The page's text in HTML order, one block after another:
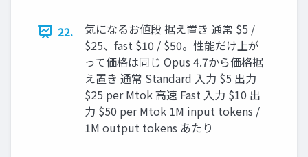
22.
気になるお値段 据え置き 通常 $5 /
$25、fast $10 / $50。性能だけ上が
って価格は同じ Opus 4.7から価格据
え置き 通常 Standard 入力 $5 出力
$25 per Mtok 高速 Fast 入力 $10 出
力 $50 per Mtok 1M input tokens /
1M output tokens あたり